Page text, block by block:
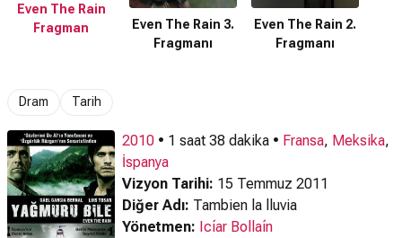
Even The Rain
Fragman
Even The Rain 3.
Fragmanı
Even The Rain 2.
Fragmanı
Dram Tarih
2010 • 1 saat 38 dakika • Fransa, Meksika,
İspanya
Vizyon Tarihi: 15 Temmuz 2011
Diğer Adı: Tambien la lluvia
Yönetmen: Icíar Bollaín